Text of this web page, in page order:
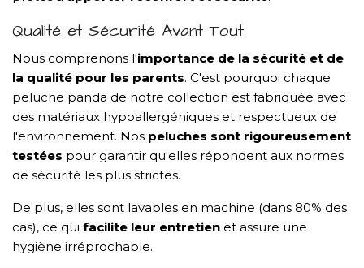
Qualité et Sécurité Avant Tout
Nous comprenons l'importance de la sécurité et de
la qualité pour les parents. C'est pourquoi chaque
peluche panda de notre collection est fabriquée avec
des matériaux hypoallergéniques et respectueux de
l'environnement. Nos peluches sont rigoureusement
testées pour garantir qu'elles répondent aux normes
de sécurité les plus strictes.
De plus, elles sont lavables en machine (dans 80% des
cas), ce qui facilite leur entretien et assure une
hygiène irréprochable.